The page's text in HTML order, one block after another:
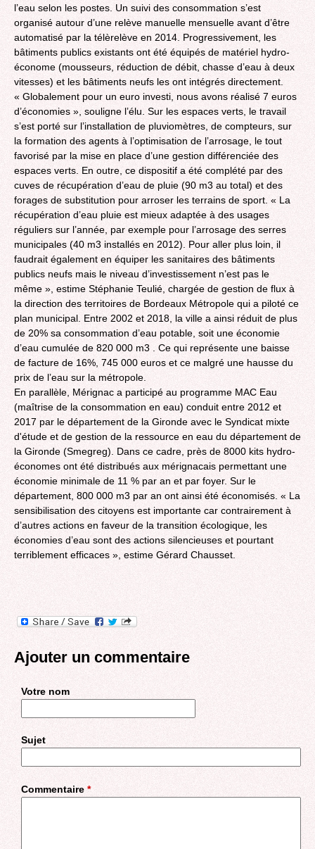
l’eau selon les postes. Un suivi des consommation s’est
organisé autour d’une relève manuelle mensuelle avant d’être
automatisé par la télèrelève en 2014. Progressivement, les
bâtiments publics existants ont été équipés de matériel hydro-
économe (mousseurs, réduction de débit, chasse d’eau à deux
vitesses) et les bâtiments neufs les ont intégrés directement.
« Globalement pour un euro investi, nous avons réalisé 7 euros
d’économies », souligne l’élu. Sur les espaces verts, le travail
s’est porté sur l’installation de pluviomètres, de compteurs, sur
la formation des agents à l’optimisation de l’arrosage, le tout
favorisé par la mise en place d’une gestion différenciée des
espaces verts. En outre, ce dispositif a été complété par des
cuves de récupération d’eau de pluie (90 m3 au total) et des
forages de substitution pour arroser les terrains de sport. « La
récupération d’eau pluie est mieux adaptée à des usages
réguliers sur l’année, par exemple pour l’arrosage des serres
municipales (40 m3 installés en 2012). Pour aller plus loin, il
faudrait également en équiper les sanitaires des bâtiments
publics neufs mais le niveau d’investissement n’est pas le
même », estime Stéphanie Teulié, chargée de gestion de flux à
la direction des territoires de Bordeaux Métropole qui a piloté ce
plan municipal. Entre 2002 et 2018, la ville a ainsi réduit de plus
de 20% sa consommation d’eau potable, soit une économie
d’eau cumulée de 820 000 m3 . Ce qui représente une baisse
de facture de 16%, 745 000 euros et ce malgré une hausse du
prix de l’eau sur la métropole.
En parallèle, Mérignac a participé au programme MAC Eau
(maîtrise de la consommation en eau) conduit entre 2012 et
2017 par le département de la Gironde avec le Syndicat mixte
d'étude et de gestion de la ressource en eau du département de
la Gironde (Smegreg). Dans ce cadre, près de 8000 kits hydro-
économes ont été distribués aux mérignacais permettant une
économie minimale de 11 % par an et par foyer. Sur le
département, 800 000 m3 par an ont ainsi été économisés. « La
sensibilisation des citoyens est importante car contrairement à
d’autres actions en faveur de la transition écologique, les
économies d’eau sont des actions silencieuses et pourtant
terriblement efficaces », estime Gérard Chausset.
Ajouter un commentaire
Votre nom
Sujet
Commentaire *